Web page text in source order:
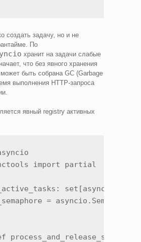
создать задачу, но и не
По
хранит на задачи слабые
что без явного хранения
быть собрана GC (Garbage
выполнения HTTP-запроса
явный registry активных
import partial
=